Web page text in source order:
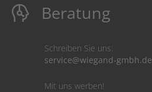
Beratung
Schreiben Sie uns:
service@wiegand-gmbh.de
Mit uns werben!